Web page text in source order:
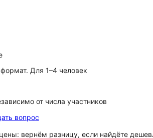
Для 1–4 человек
от числа участников
вопрос
вернём разницу, если найдёте